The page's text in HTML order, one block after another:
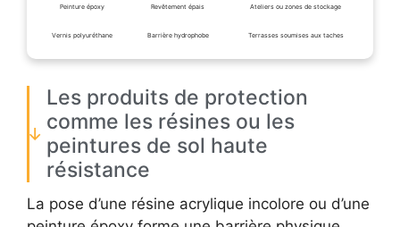
Peinture époxy Revêtement épais Ateliers ou zones de stockage
Vernis polyuréthane Barrière hydrophobe Terrasses soumises aux taches
Les produits de protection
comme les résines ou les
peintures de sol haute
résistance
La pose d’une résine acrylique incolore ou d’une